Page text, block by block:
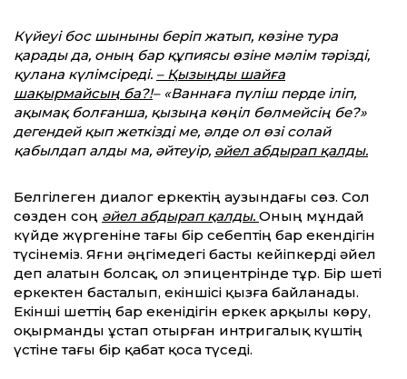
Күйеуі бос шыныны беріп жатып, көзіне тура
қарады да, оның бар құпиясы өзіне мәлім тәрізді,
қулана күлімсіреді. – Қызыңды шайға
шақырмайсың ба?!– «Ваннаға пүліш перде іліп,
ақымақ болғанша, қызыңа көңіл бөлмейсің бе?»
дегендей қып жеткізді ме, әлде ол өзі солай
қабылдап алды ма, әйтеуір, әйел абдырап қалды.
Белгілеген диалог еркектің аузындағы сөз. Сол
сөзден соң әйел абдырап қалды. Оның мұндай
күйде жүргеніне тағы бір себептің бар екендігін
түсінеміз. Яғни әңгімедегі басты кейіпкерді әйел
деп алатын болсақ, ол эпицентрінде тұр. Бір шеті
еркектен басталып, екіншісі қызға байланады.
Екінші шеттің бар екенідігін еркек арқылы көру,
оқырманды ұстап отырған интригалық күштің
үстіне тағы бір қабат қоса түседі.